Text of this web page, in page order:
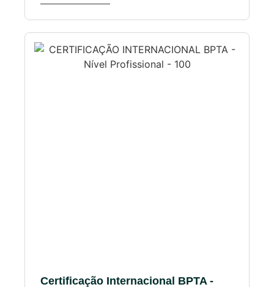
Certificação Internacional BPTA -